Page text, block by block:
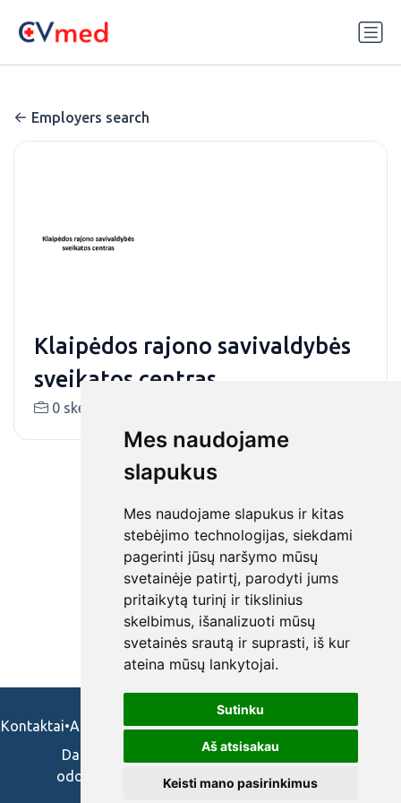
Mes naudojame
slapukus
Mes naudojame slapukus ir kitas
stebėjimo technologijas, siekdami
pagerinti jūsų naršymo mūsų
svetainėje patirtį, parodyti jums
pritaikytą turinį ir tikslinius
skelbimus, išanalizuoti mūsų
svetainės srautą ir suprasti, iš kur
ateina mūsų lankytojai.
Sutinku
Aš atsisakau
Keisti mano pasirinkimus
Employers search
Klaipėdos rajono savivaldybės
sveikatos centras
0 skelbimai (-ų)
Kontaktai•Apie mus•Naudojimosi taisykės•Privatumo politika
Darbo skelbimai ir pasiūlymai: gydytojams,
odontologams, slaugytojams, veterinarams,